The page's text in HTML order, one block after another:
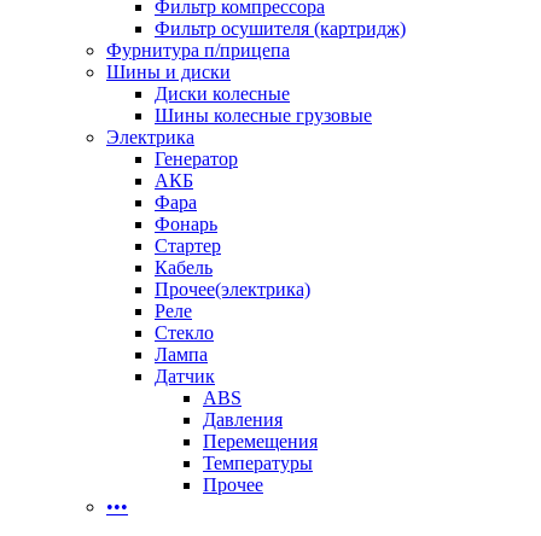
Фильтр компрессора
Фильтр осушителя (картридж)
Фурнитура п/прицепа
Шины и диски
Диски колесные
Шины колесные грузовые
Электрика
Генератор
АКБ
Фара
Фонарь
Стартер
Кабель
Прочее(электрика)
Реле
Стекло
Лампа
Датчик
ABS
Давления
Перемещения
Температуры
Прочее
•••